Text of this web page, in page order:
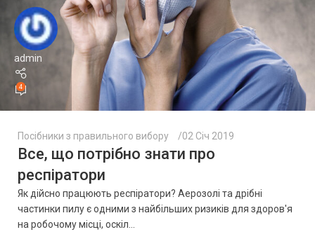
admin
4
Посібники з правильного вибору 02 Січ 2019
Все, що потрібно знати про
респіратори
Як дійсно працюють респіратори? Аерозолі та дрібні
частинки пилу є одними з найбільших ризиків для здоров'я
на робочому місці, оскіл...